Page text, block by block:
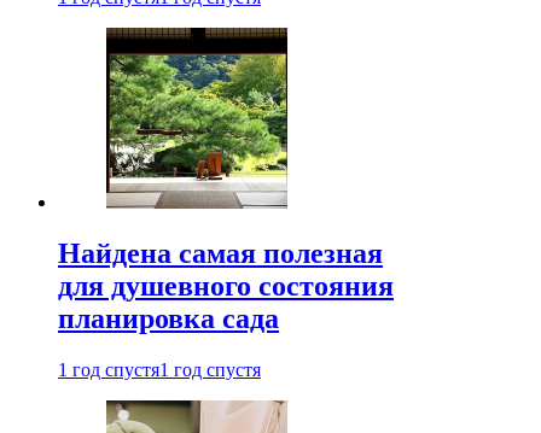
Найдена самая полезная
для душевного состояния
планировка сада
1 год спустя1 год спустя